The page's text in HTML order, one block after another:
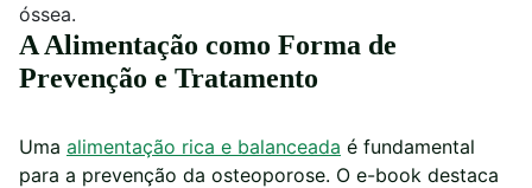
óssea.
A Alimentação como Forma de
Prevenção e Tratamento
Uma alimentação rica e balanceada é fundamental
para a prevenção da osteoporose. O e-book destaca